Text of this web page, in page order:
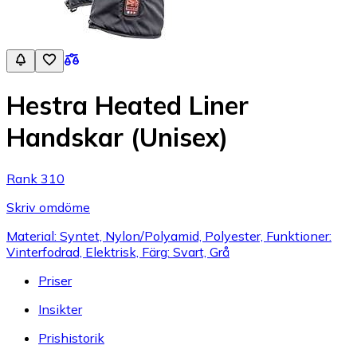
Hestra Heated Liner
Handskar (Unisex)
Rank 310
Skriv omdöme
Material: Syntet, Nylon/Polyamid, Polyester, Funktioner:
Vinterfodrad, Elektrisk, Färg: Svart, Grå
Priser
Insikter
Prishistorik